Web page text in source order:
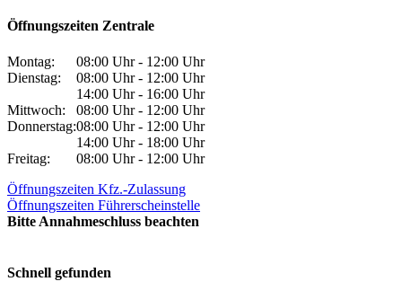
Öffnungszeiten Zentrale
Montag:
08:00 Uhr - 12:00 Uhr
Dienstag:
08:00 Uhr - 12:00 Uhr
14:00 Uhr - 16:00 Uhr
Mittwoch:
08:00 Uhr - 12:00 Uhr
Donnerstag:08:00 Uhr - 12:00 Uhr
14:00 Uhr - 18:00 Uhr
Freitag:
08:00 Uhr - 12:00 Uhr
Öffnungszeiten Kfz.-Zulassung
Öffnungszeiten Führerscheinstelle
Bitte Annahmeschluss beachten
Schnell gefunden